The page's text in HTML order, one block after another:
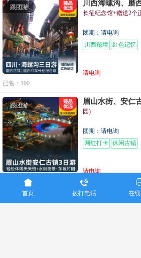
跟团游 川西海螺沟、磨
长征纪念馆+赠送2个
团期：请电询
川西秘境 红色记忆
请电询
已售：100
跟团游 眉山水街、安仁
园)
团期：请电询
网红打卡 休闲古镇
请电询
已售：53
首页

拨打电话 在